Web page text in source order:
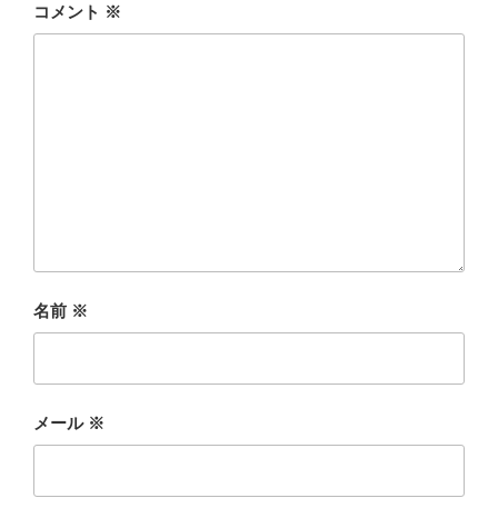
コメント ※
名前 ※
メール ※